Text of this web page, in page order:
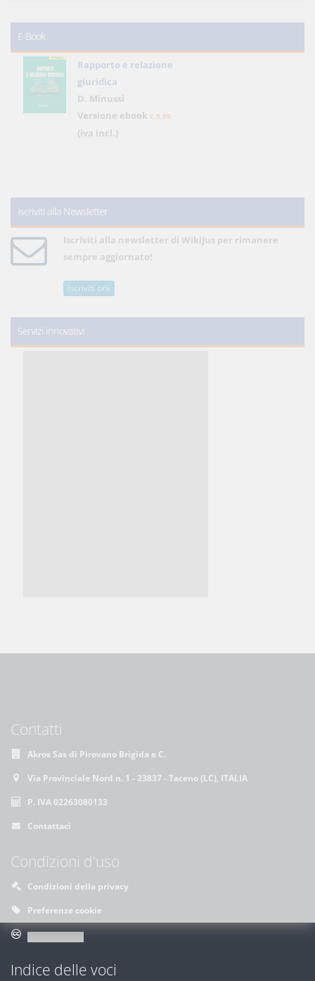
E-Book
Rapporto e relazione
giuridica
D. Minussi
Versione ebook € 5,99
(iva incl.)
Iscriviti alla Newsletter
Iscriviti alla newsletter di WikiJus per rimanere
sempre aggiornato!
Iscriviti ora
Servizi innovativi
Contatti
Akros Sas di Pirovano Brigida e C.
Via Provinciale Nord n. 1 - 23837 - Taceno (LC), ITALIA
P. IVA 02263080133
Contattaci
Condizioni d'uso
Condizioni della privacy
Preferenze cookie
Indice delle voci